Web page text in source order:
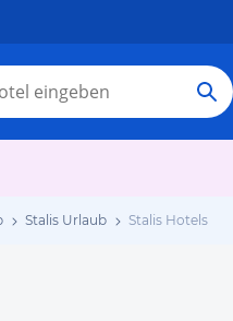
Stalis Urlaub Stalis Hotels